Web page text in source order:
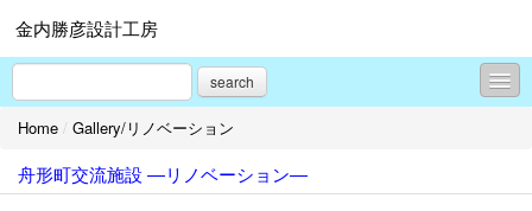
金内勝彦設計工房
search
Topics
Gallery/新築
Home / Gallery/リノベーション
舟形町交流施設 ―リノベーション―